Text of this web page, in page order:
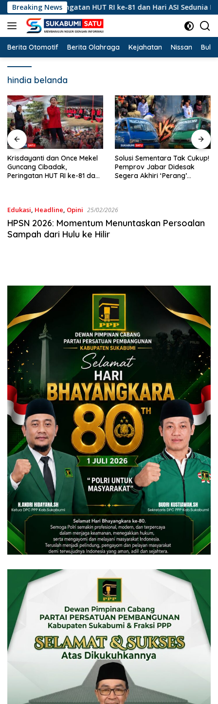
Langsung
ke
konten
Breaking News
Peringatan HUT RI ke-81 dan Hari ASI Sedunia
Berita Otomotif Berita Olahraga Kejahatan Nissan
hindia belanda
Solusi Sementara Tak Cukup!
Pemprov Jabar Didesak
Segera Akhiri ‘Perang’
Hanya Merekah Sanksi
Kertas? Di Balik
Pertambangan Emas Ilegal
Edukasi, Headline, Opini 25/02/2026
HPSN 2026: Momentum Menuntaskan Persoalan
Sampah dari Hulu ke Hilir